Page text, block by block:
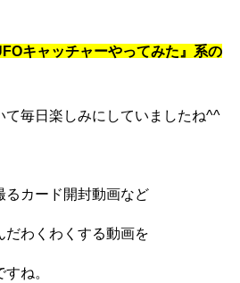
キャッチャーやってみた』系の
て毎日楽しみにしていましたね^^
るカード開封動画など
だわくわくする動画を
ね。